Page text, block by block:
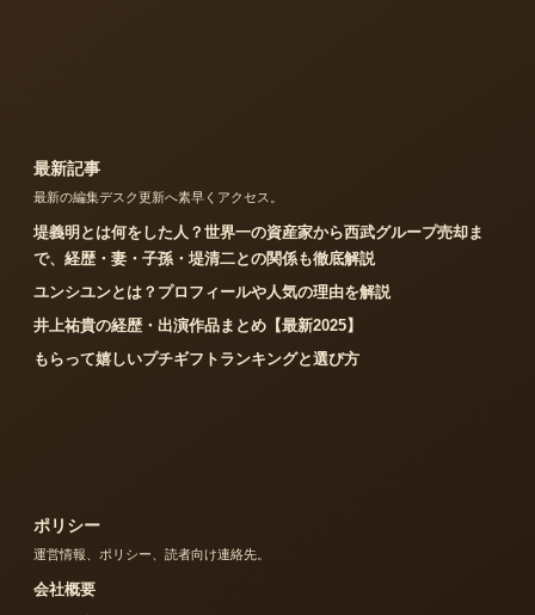
最新記事
最新の編集デスク更新へ素早くアクセス。
堤義明とは何をした人？世界一の資産家から西武グループ売却ま
で、経歴・妻・子孫・堤清二との関係も徹底解説
ユンシユンとは？プロフィールや人気の理由を解説
井上祐貴の経歴・出演作品まとめ【最新2025】
もらって嬉しいプチギフトランキングと選び方
ポリシー
運営情報、ポリシー、読者向け連絡先。
会社概要